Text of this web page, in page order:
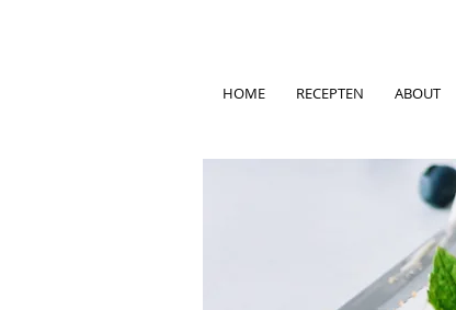
HOME RECEPTEN ABOUT